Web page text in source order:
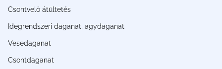
Csontvelő átültetés
Idegrendszeri daganat, agydaganat
Vesedaganat
Csontdaganat